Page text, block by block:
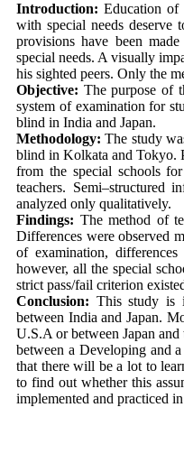
Introduction: Education of
with special needs deserve
provisions have been
special needs. A visually
his sighted peers. Only the
Objective: The purpose of
system of examination for
blind in India and Japan.
Methodology: The study
blind in Kolkata and Tokyo.
from the special schools
teachers. Semi–structured
analyzed only qualitatively.
Findings: The method of
Differences were observed
of examination,
however, all the special
strict pass/fail criterion
Conclusion: This study is
between India and Japan.
U.S.A or between Japan
between a Developing and
that there will be a lot to
to find out whether this
implemented and practiced